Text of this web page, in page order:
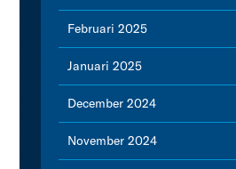
Februari 2025
Januari 2025
December 2024
November 2024